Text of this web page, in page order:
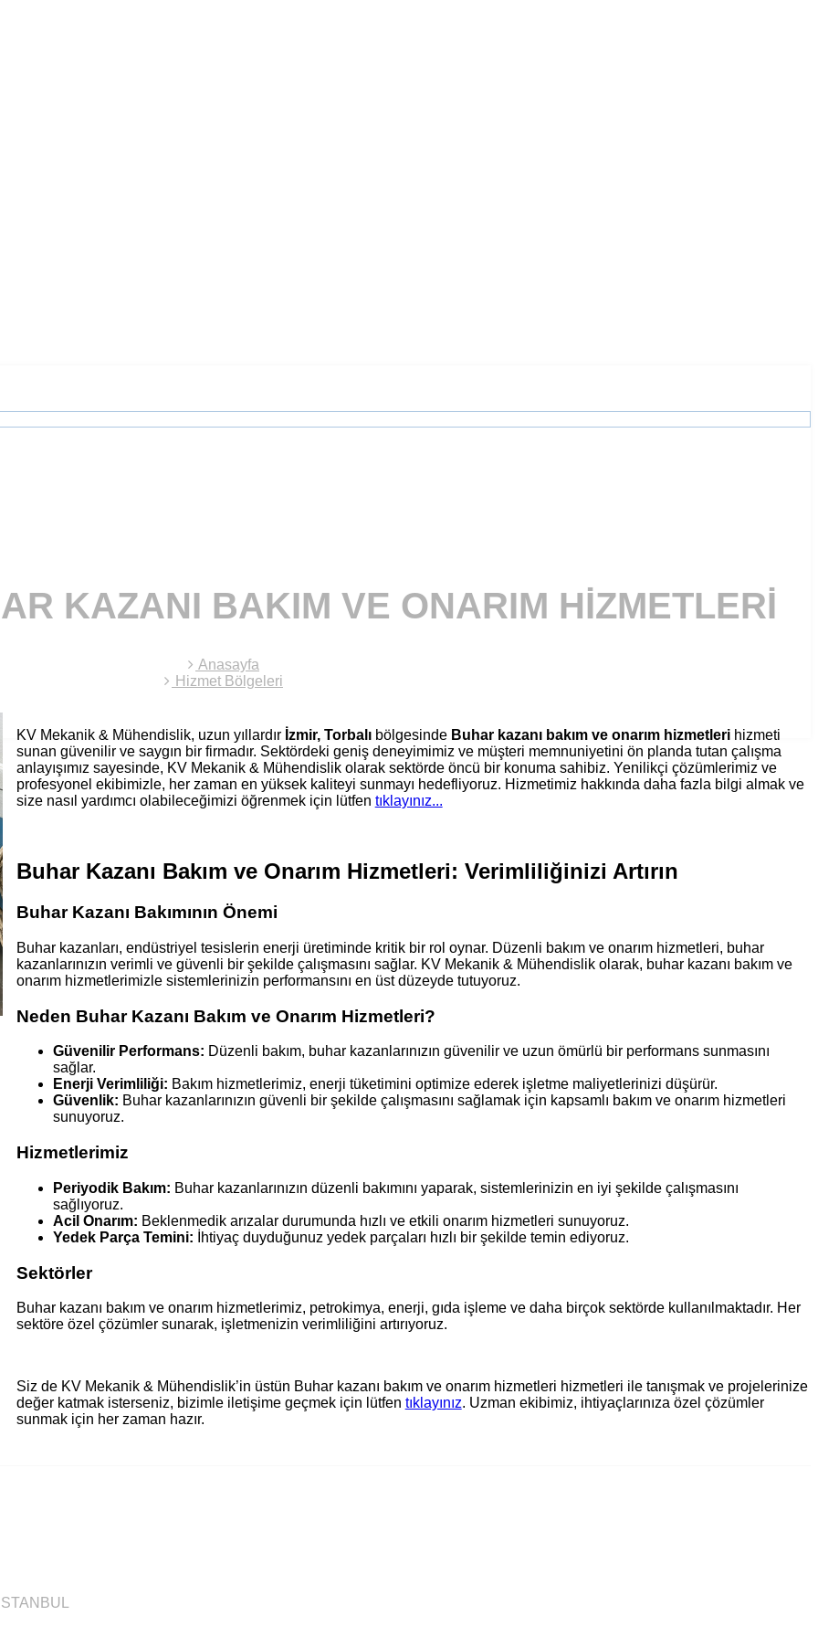
KAZANI BAKIM VE ONARIM HIZMETLERI
Anasayfa
Hizmet Bölgeleri
KV Mekanik & Mühendislik, uzun yıllardır İzmir, Torbalıbölgesinde Buhar kazanı bakım ve onarım hizmetlerihizmeti
sunan güvenilir ve saygın bir firmadır. Sektördeki geniş deneyimimiz ve müşteri memnuniyetini ön planda tutan çalışma
anlayışımız sayesinde, KV Mekanik & Mühendislik olarak sektörde öncü bir konuma sahibiz. Yenilikçi çözümlerimiz ve
profesyonel ekibimizle, her zaman en yüksek kaliteyi sunmayı hedefliyoruz. Hizmetimiz hakkında daha fazla bilgi almak ve
size nasıl yardımcı olabileceğimizi öğrenmek için lütfen tıklayınız...
Buhar Kazanı Bakım ve Onarım Hizmetleri: Verimliliğinizi Artırın
Buhar Kazanı Bakımının Önemi
Buhar kazanları, endüstriyel tesislerin enerji üretiminde kritik bir rol oynar. Düzenli bakım ve onarım hizmetleri, buhar
kazanlarınızın verimli ve güvenli bir şekilde çalışmasını sağlar. KV Mekanik & Mühendislik olarak, buhar kazanı bakım ve
onarım hizmetlerimizle sistemlerinizin performansını en üst düzeyde tutuyoruz.
Neden Buhar Kazanı Bakım ve Onarım Hizmetleri?
Güvenilir Performans: Düzenli bakım, buhar kazanlarınızın güvenilir ve uzun ömürlü bir performans sunmasını
sağlar.
Enerji Verimliliği: Bakım hizmetlerimiz, enerji tüketimini optimize ederek işletme maliyetlerinizi düşürür.
Güvenlik: Buhar kazanlarınızın güvenli bir şekilde çalışmasını sağlamak için kapsamlı bakım ve onarım hizmetleri
sunuyoruz.
Hizmetlerimiz
Periyodik Bakım: Buhar kazanlarınızın düzenli bakımını yaparak, sistemlerinizin en iyi şekilde çalışmasını
sağlıyoruz.
Acil Onarım: Beklenmedik arızalar durumunda hızlı ve etkili onarım hizmetleri sunuyoruz.
Yedek Parça Temini: İhtiyaç duyduğunuz yedek parçaları hızlı bir şekilde temin ediyoruz.
Sektörler
Buhar kazanı bakım ve onarım hizmetlerimiz, petrokimya, enerji, gıda işleme ve daha birçok sektörde kullanılmaktadır. Her
sektöre özel çözümler sunarak, işletmenizin verimliliğini artırıyoruz.
Siz de KV Mekanik & Mühendislik’in üstün Buhar kazanı bakım ve onarım hizmetleri hizmetleri ile tanışmak ve projelerinize
değer katmak isterseniz, bizimle iletişime geçmek için lütfen tıklayınız. Uzman ekibimiz, ihtiyaçlarınıza özel çözümler
sunmak için her zaman hazır.